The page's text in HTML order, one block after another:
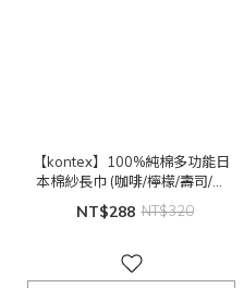
【kontex】100%純棉多功能日
本棉紗長巾 (咖啡/檸檬/壽司/湯
NT$288 NT$320